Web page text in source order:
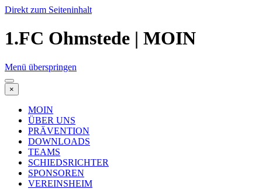
Direkt zum Seiteninhalt
1.FC Ohmstede | MOIN
Menü überspringen
×
MOIN
ÜBER UNS
PRÄVENTION
DOWNLOADS
TEAMS
SCHIEDSRICHTER
SPONSOREN
VEREINSHEIM